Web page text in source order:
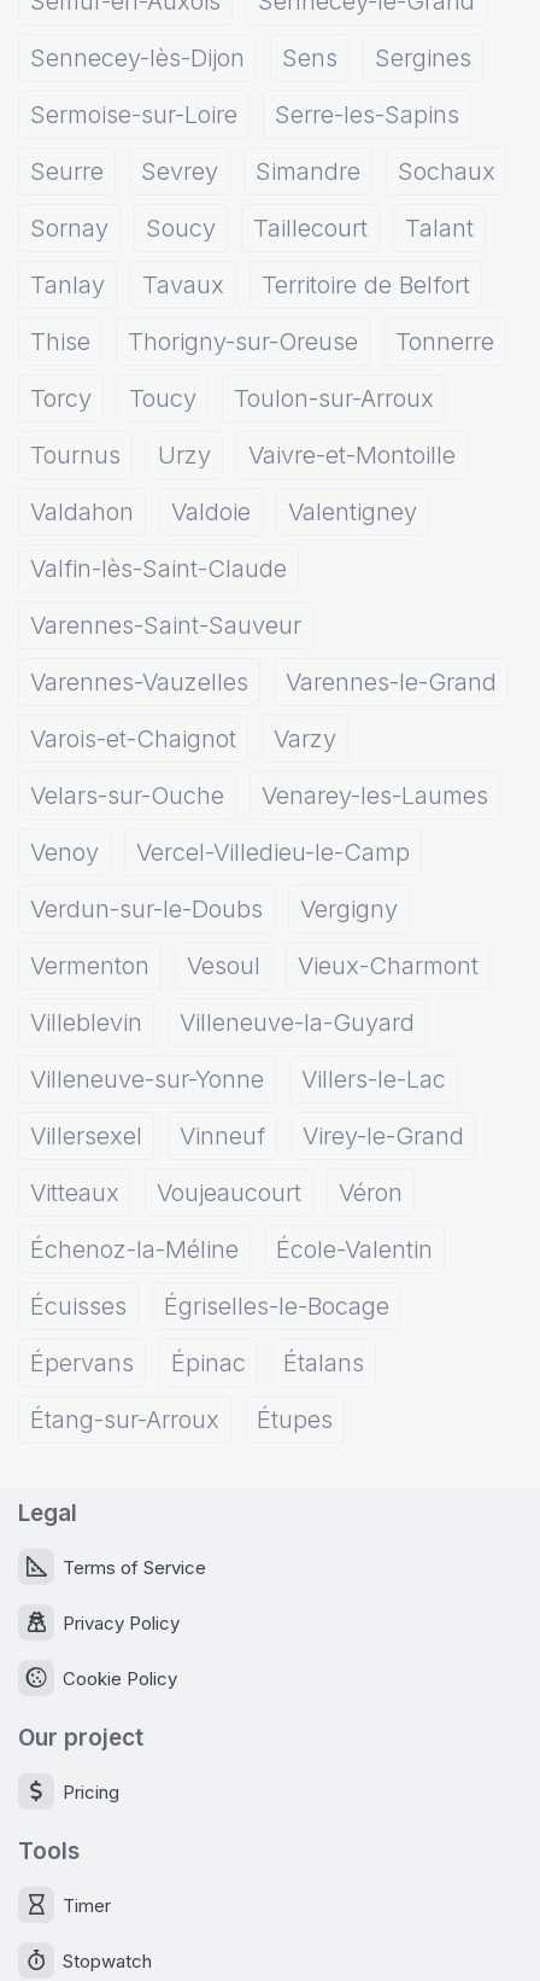
Sennecey-lès-Dijon
Sens
Sergines
Sermoise-sur-Loire
Serre-les-Sapins
Seurre
Sevrey Simandre
Sochaux
Sornay
Soucy Taillecourt
Talant
Tanlay
Tavaux
Territoire de Belfort
Thise
Thorigny-sur-Oreuse
Tonnerre
Torcy
Toucy
Toulon-sur-Arroux
Tournus
Urzy
Vaivre-et-Montoille
Valdahon
Valdoie
Valentigney
Valfin-lès-Saint-Claude
Varennes-Saint-Sauveur
Varennes-Vauzelles
Varennes-le-Grand
Varois-et-Chaignot
Varzy
Velars-sur-Ouche
Venarey-les-Laumes
Venoy
Vercel-Villedieu-le-Camp
Verdun-sur-le-Doubs
Vergigny
Vermenton
Vesoul
Vieux-Charmont
Villeblevin
Villeneuve-la-Guyard
Villeneuve-sur-Yonne
Villers-le-Lac
Villersexel
Vinneuf
Virey-le-Grand
Vitteaux
Voujeaucourt
Véron
Échenoz-la-Méline
École-Valentin
Écuisses
Égriselles-le-Bocage
Épervans
Épinac
Étalans
Étang-sur-Arroux
Étupes
Legal
Terms of Service
Privacy Policy
Cookie Policy
Our project
Pricing
Tools
Timer
Stopwatch